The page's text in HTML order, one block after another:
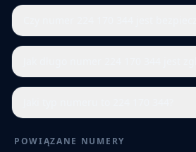
POWIĄZANE NUMERY